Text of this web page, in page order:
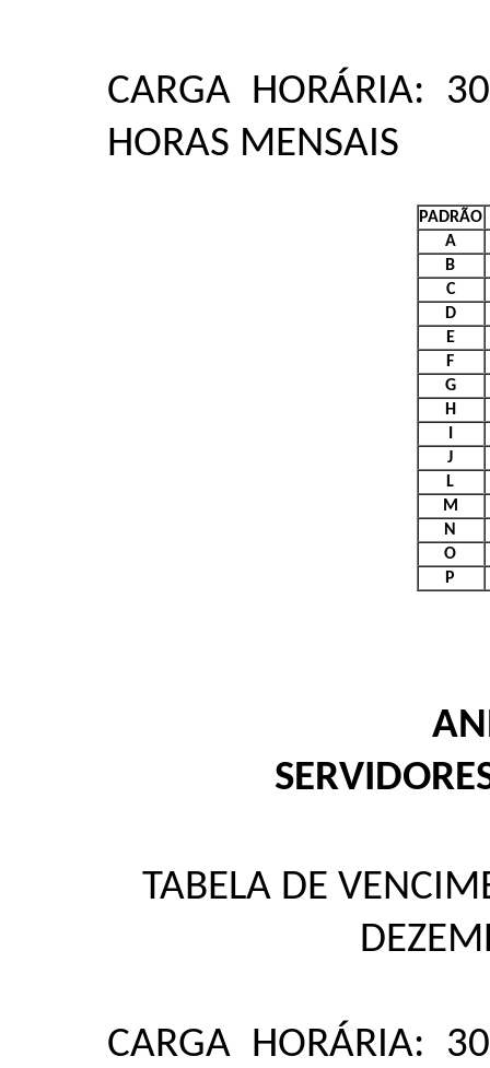
CARGA HORÁRIA:
HORAS MENSAIS
PADRÃO
A
B
C
D
E
F
G
H
I
J
L
M
N
O
P
TABELA DE
CARGA HORÁRIA: